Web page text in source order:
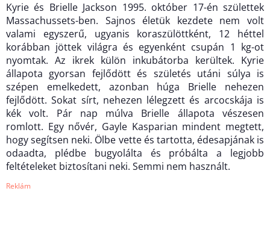
Kyrie és Brielle Jackson 1995. október 17-én születtek
Massachussets-ben. Sajnos életük kezdete nem volt
valami egyszerű, ugyanis koraszülöttként, 12 héttel
korábban jöttek világra és egyenként csupán 1 kg-ot
nyomtak. Az ikrek külön inkubátorba kerültek. Kyrie
állapota gyorsan fejlődött és születés utáni súlya is
szépen emelkedett, azonban húga Brielle nehezen
fejlődött. Sokat sírt, nehezen lélegzett és arcocskája is
kék volt. Pár nap múlva Brielle állapota vészesen
romlott. Egy nővér, Gayle Kasparian mindent megtett,
hogy segítsen neki. Ölbe vette és tartotta, édesapjának is
odaadta, plédbe bugyolálta és próbálta a legjobb
feltételeket biztosítani neki. Semmi nem használt.
Reklám